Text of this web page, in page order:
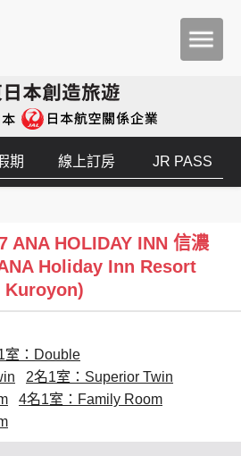
期 線上訂房 JR PASS
ANA HOLIDAY INN 信濃
Holiday Inn Resort
Kuroyon)
室：Double
2名1室：Superior Twin
4名1室：Family Room